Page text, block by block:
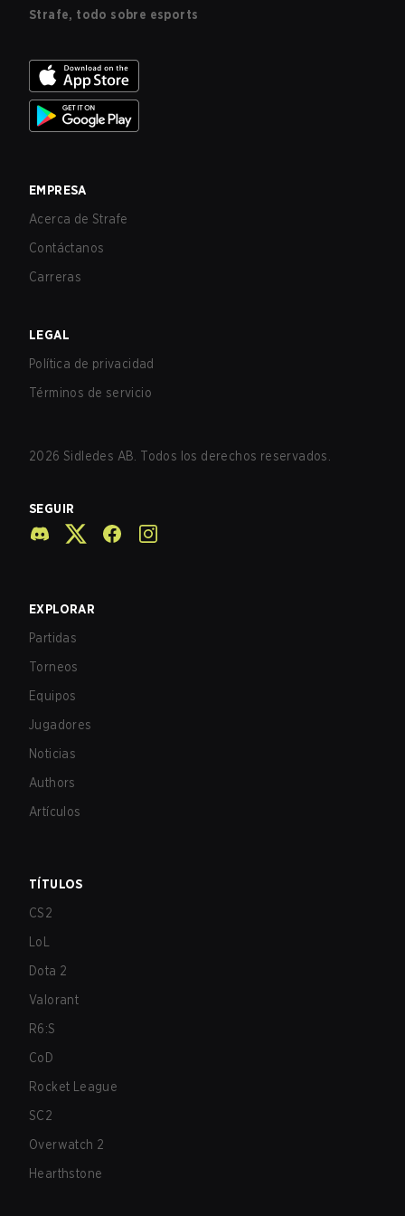
Strafe, todo sobre esports
EMPRESA
Acerca de Strafe
Contáctanos
Carreras
LEGAL
Política de privacidad
Términos de servicio
2026 Sidledes AB. Todos los derechos reservados.
SEGUIR
EXPLORAR
Partidas
Torneos
Equipos
Jugadores
Noticias
Authors
Artículos
TÍTULOS
CS2
LoL
Dota 2
Valorant
R6:S
CoD
Rocket League
SC2
Overwatch 2
Hearthstone